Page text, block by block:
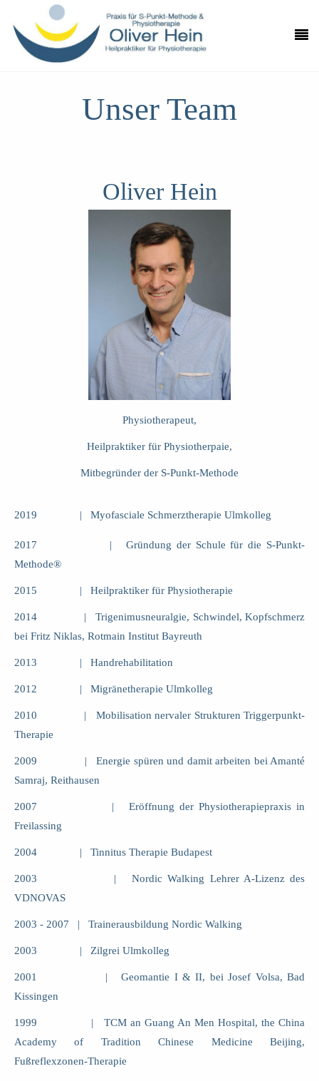
Unser Team
Oliver Hein
Physiotherapeut,
Heilpraktiker für Physiotherpaie,
Mitbegründer der S-Punkt-Methode
2019 | Myofasciale Schmerztherapie Ulmkolleg
2017 | Gründung der Schule für die S-Punkt-
Methode®
2015 | Heilpraktiker für Physiotherapie
2014 | Trigenimusneuralgie, Schwindel, Kopfschmerz
bei Fritz Niklas, Rotmain Institut Bayreuth
2013 | Handrehabilitation
2012 | Migränetherapie Ulmkolleg
2010 | Mobilisation nervaler Strukturen Triggerpunkt-
Therapie
2009 | Energie spüren und damit arbeiten bei Amanté
Samraj, Reithausen
2007 | Eröffnung der Physiotherapiepraxis in
Freilassing
2004 | Tinnitus Therapie Budapest
2003 | Nordic Walking Lehrer A-Lizenz des
VDNOVAS
2003 - 2007 | Trainerausbildung Nordic Walking
2003 | Zilgrei Ulmkolleg
2001 | Geomantie I & II, bei Josef Volsa, Bad
Kissingen
1999 | TCM an Guang An Men Hospital, the China
Academy of Tradition Chinese Medicine Beijing,
Fußreflexzonen-Therapie